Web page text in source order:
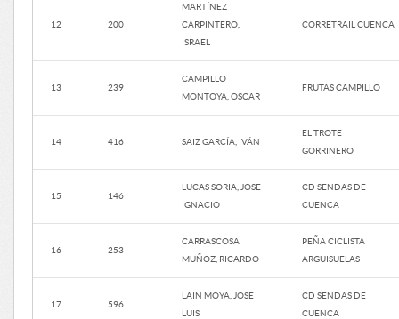
12 200
MARTÍNEZ
CARPINTERO,
ISRAEL
CORRETRAIL CUENCA
13 239
CAMPILLO
MONTOYA, OSCAR
FRUTAS CAMPILLO
14 416 SAIZ GARCÍA, IVÁN
EL TROTE
GORRINERO
15 146
LUCAS SORIA, JOSE
IGNACIO
CD SENDAS DE
CUENCA
16 253
CARRASCOSA
MUÑOZ, RICARDO
PEÑA CICLISTA
ARGUISUELAS
17 596
LAIN MOYA, JOSE
LUIS
CD SENDAS DE
CUENCA